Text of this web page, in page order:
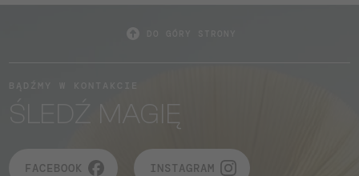
ŚLEDŹ MAGIĘ
FACEBOOK INSTAGRAM